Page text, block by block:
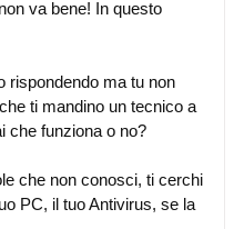
va bene! In questo
rispondendo ma tu non
ti mandino un tecnico a
che funziona o no?
che non conosci, ti cerchi
PC, il tuo Antivirus, se la